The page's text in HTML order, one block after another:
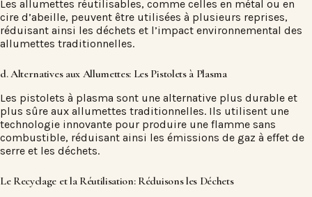
Les allumettes réutilisables, comme celles en métal ou en
cire d’abeille, peuvent être utilisées à plusieurs reprises,
réduisant ainsi les déchets et l’impact environnemental des
allumettes traditionnelles.
d. Alternatives aux Allumettes: Les Pistolets à Plasma
Les pistolets à plasma sont une alternative plus durable et
plus sûre aux allumettes traditionnelles. Ils utilisent une
technologie innovante pour produire une flamme sans
combustible, réduisant ainsi les émissions de gaz à effet de
serre et les déchets.
Le Recyclage et la Réutilisation: Réduisons les Déchets